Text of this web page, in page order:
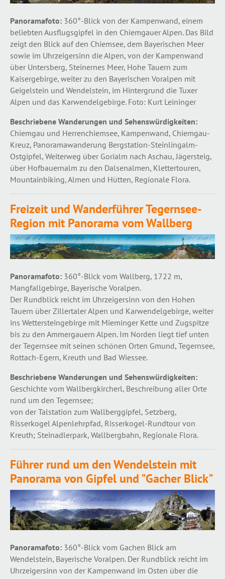
Panoramafoto: 360°-Blick von der Kampenwand, einem
beliebten Ausflugsgipfel in den Chiemgauer Alpen. Das Bild
zeigt den Blick auf den Chiemsee, dem Bayerischen Meer
sowie im Uhrzeigersinn die Alpen, von der Kampenwand
über Untersberg, Steinernes Meer, Hohe Tauern zum
Kaisergebirge, weiter zu den Bayerischen Voralpen mit
Geigelstein und Wendelstein, im Hintergrund die Tuxer
Alpen und das Karwendelgebirge. Foto: Kurt Leininger
Beschriebene Wanderungen und Sehenswürdigkeiten:
Chiemgau und Herrenchiemsee, Kampenwand, Chiemgau-
Kreuz, Panoramawanderung Bergstation-Steinlingalm-
Ostgipfel, Weiterweg über Gorialm nach Aschau, Jägersteig,
über Hofbauernalm zu den Dalsenalmen, Klettertouren,
Mountainbiking, Almen und Hütten, Regionale Flora.
Freizeit und Wanderführer Tegernsee-
Region mit Panorama vom Wallberg
Panoramafoto: 360°-Blick vom Wallberg, 1722 m,
Mangfallgebirge, Bayerische Voralpen.
Der Rundblick reicht im Uhrzeigersinn von den Hohen
Tauern über Zillertaler Alpen und Karwendelgebirge, weiter
ins Wettersteingebirge mit Mieminger Kette und Zugspitze
bis zu den Ammergauern Alpen. Im Norden liegt tief unten
der Tegernsee mit seinen schönen Orten Gmund, Tegernsee,
Rottach-Egern, Kreuth und Bad Wiessee.
Beschriebene Wanderungen und Sehenswürdigkeiten:
Geschichte vom Wallbergkircherl, Beschreibung aller Orte
rund um den Tegernsee;
von der Talstation zum Wallberggipfel, Setzberg,
Risserkogel Alpenlehrpfad, Risserkogel-Rundtour von
Kreuth; Steinadlerpark, Wallbergbahn, Regionale Flora.
Führer rund um den Wendelstein mit
Panorama von Gipfel und "Gacher Blick"
Panoramafoto: 360°-Blick vom Gachen Blick am
Wendelstein, Bayerische Voralpen. Der Rundblick reicht im
Uhrzeigersinn von der Kampenwand im Osten über die